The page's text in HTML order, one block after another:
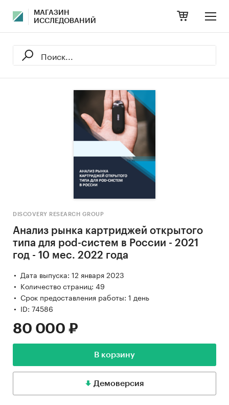
МАГАЗИН
ИССЛЕДОВАНИЙ
DISCOVERY RESEARCH GROUP
Анализ рынка картриджей открытого
типа для pod-систем в России - 2021
год - 10 мес. 2022 года
Дата выпуска: 12 января 2023
Количество страниц: 49
Срок предоставления работы: 1 день
ID: 74586
80 000 ₽
В корзину
Демоверсия